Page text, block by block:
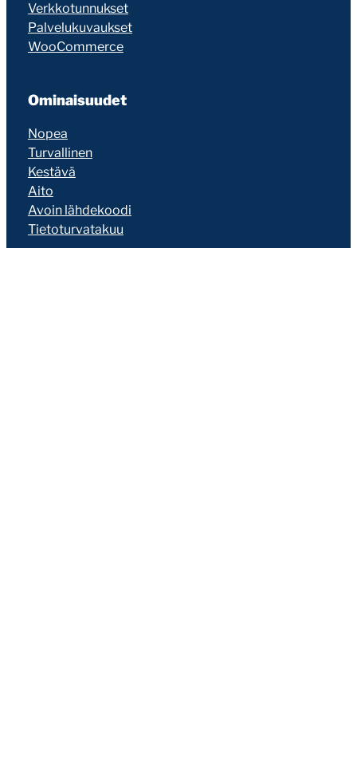
Verkkotunnukset
Palvelukuvaukset
WooCommerce
Ominaisuudet
Nopea
Turvallinen
Kestävä
Aito
Avoin lähdekoodi
Tietoturvatakuu